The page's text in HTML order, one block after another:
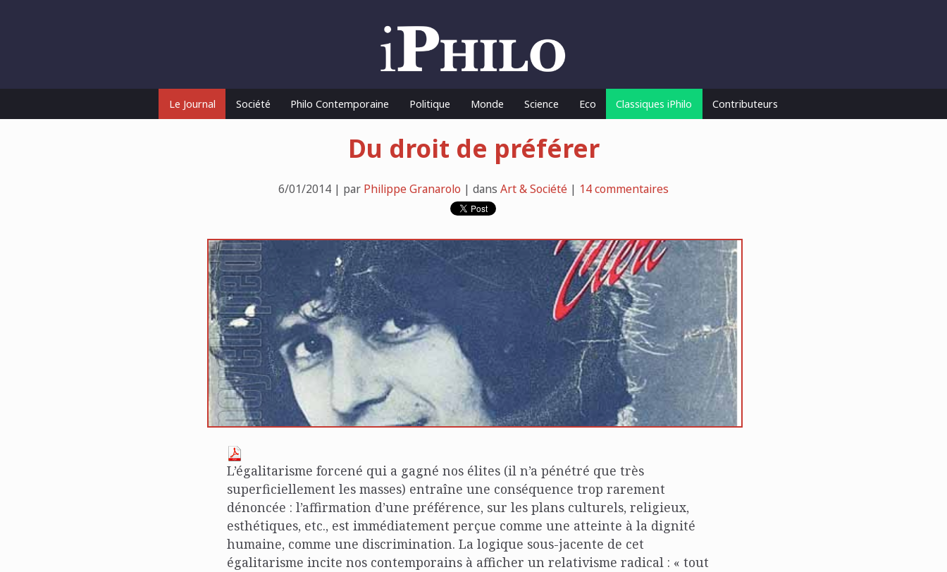
Le Journal Société Philo Contemporaine Politique Monde Science Eco Classiques iPhilo Contributeurs
Du droit de préférer
6/01/2014 | par Philippe Granarolo | dans Art & Société | 14 commentaires
L’égalitarisme forcené qui a gagné nos élites (il n’a pénétré que très
superficiellement les masses) entraîne une conséquence trop rarement
dénoncée : l’affirmation d’une préférence, sur les plans culturels, religieux,
esthétiques, etc., est immédiatement perçue comme une atteinte à la dignité
humaine, comme une discrimination. La logique sous-jacente de cet
égalitarisme incite nos contemporains à afficher un relativisme radical : « tout